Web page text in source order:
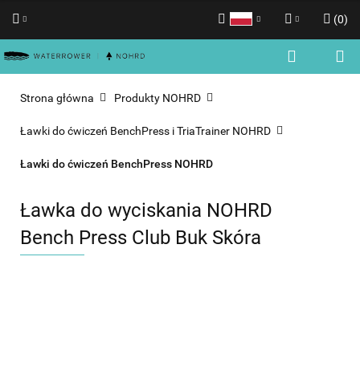
Zaloguj się
Zgody cookies
(0)
Strona główna Produkty NOHRD
Ławki do ćwiczeń BenchPress i TriaTrainer NOHRD
Ławki do ćwiczeń BenchPress NOHRD
Ławka do wyciskania NOHRD
Bench Press Club Buk Skóra